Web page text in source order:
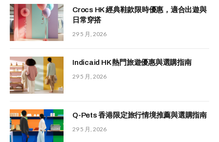
Crocs HK 經典鞋款限時優惠，適合出遊與
日常穿搭
29 5 月, 2026
Indicaid HK 熱門旅遊優惠與選購指南
29 5 月, 2026
Q-Pets 香港限定旅行情境推薦與選購指南
29 5 月, 2026